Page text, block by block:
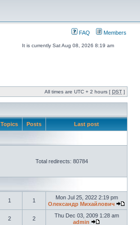
FAQ Members
It is currently Sat Aug 08, 2026 8:19 am
All times are UTC + 2 hours [ DST ]
Topics Posts Last post
Total redirects: 80784
1 1
Mon Jul 25, 2022 2:19 pm
Олександр Михайлович
2 2
Thu Dec 03, 2009 1:28 am
admin